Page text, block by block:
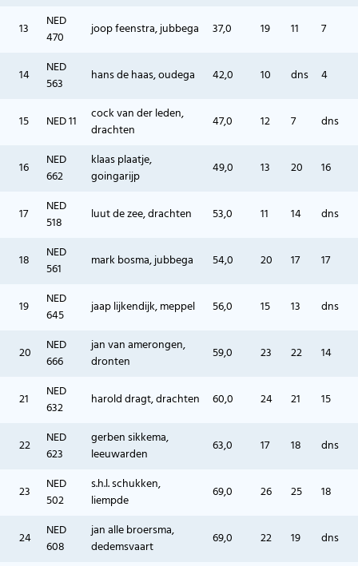
13
NED
470
joop feenstra, jubbega 37,0 19 11 7
14
NED
563
hans de haas, oudega 42,0 10 dns 4
15 NED 11
cock van der leden,
drachten
47,0 12 7 dns
16
NED
662
klaas plaatje,
goingarijp
49,0 13 20 16
17
NED
518
luut de zee, drachten 53,0 11 14 dns
18
NED
561
mark bosma, jubbega 54,0 20 17 17
19
NED
645
jaap lijkendijk, meppel 56,0 15 13 dns
20
NED
666
jan van amerongen,
dronten
59,0 23 22 14
21
NED
632
harold dragt, drachten 60,0 24 21 15
22
NED
623
gerben sikkema,
leeuwarden
63,0 17 18 dns
23
NED
502
s.h.l. schukken,
liempde
69,0 26 25 18
24
NED
608
jan alle broersma,
dedemsvaart
69,0 22 19 dns